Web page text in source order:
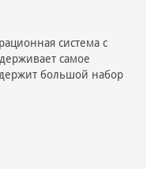
система с
самое
большой набор